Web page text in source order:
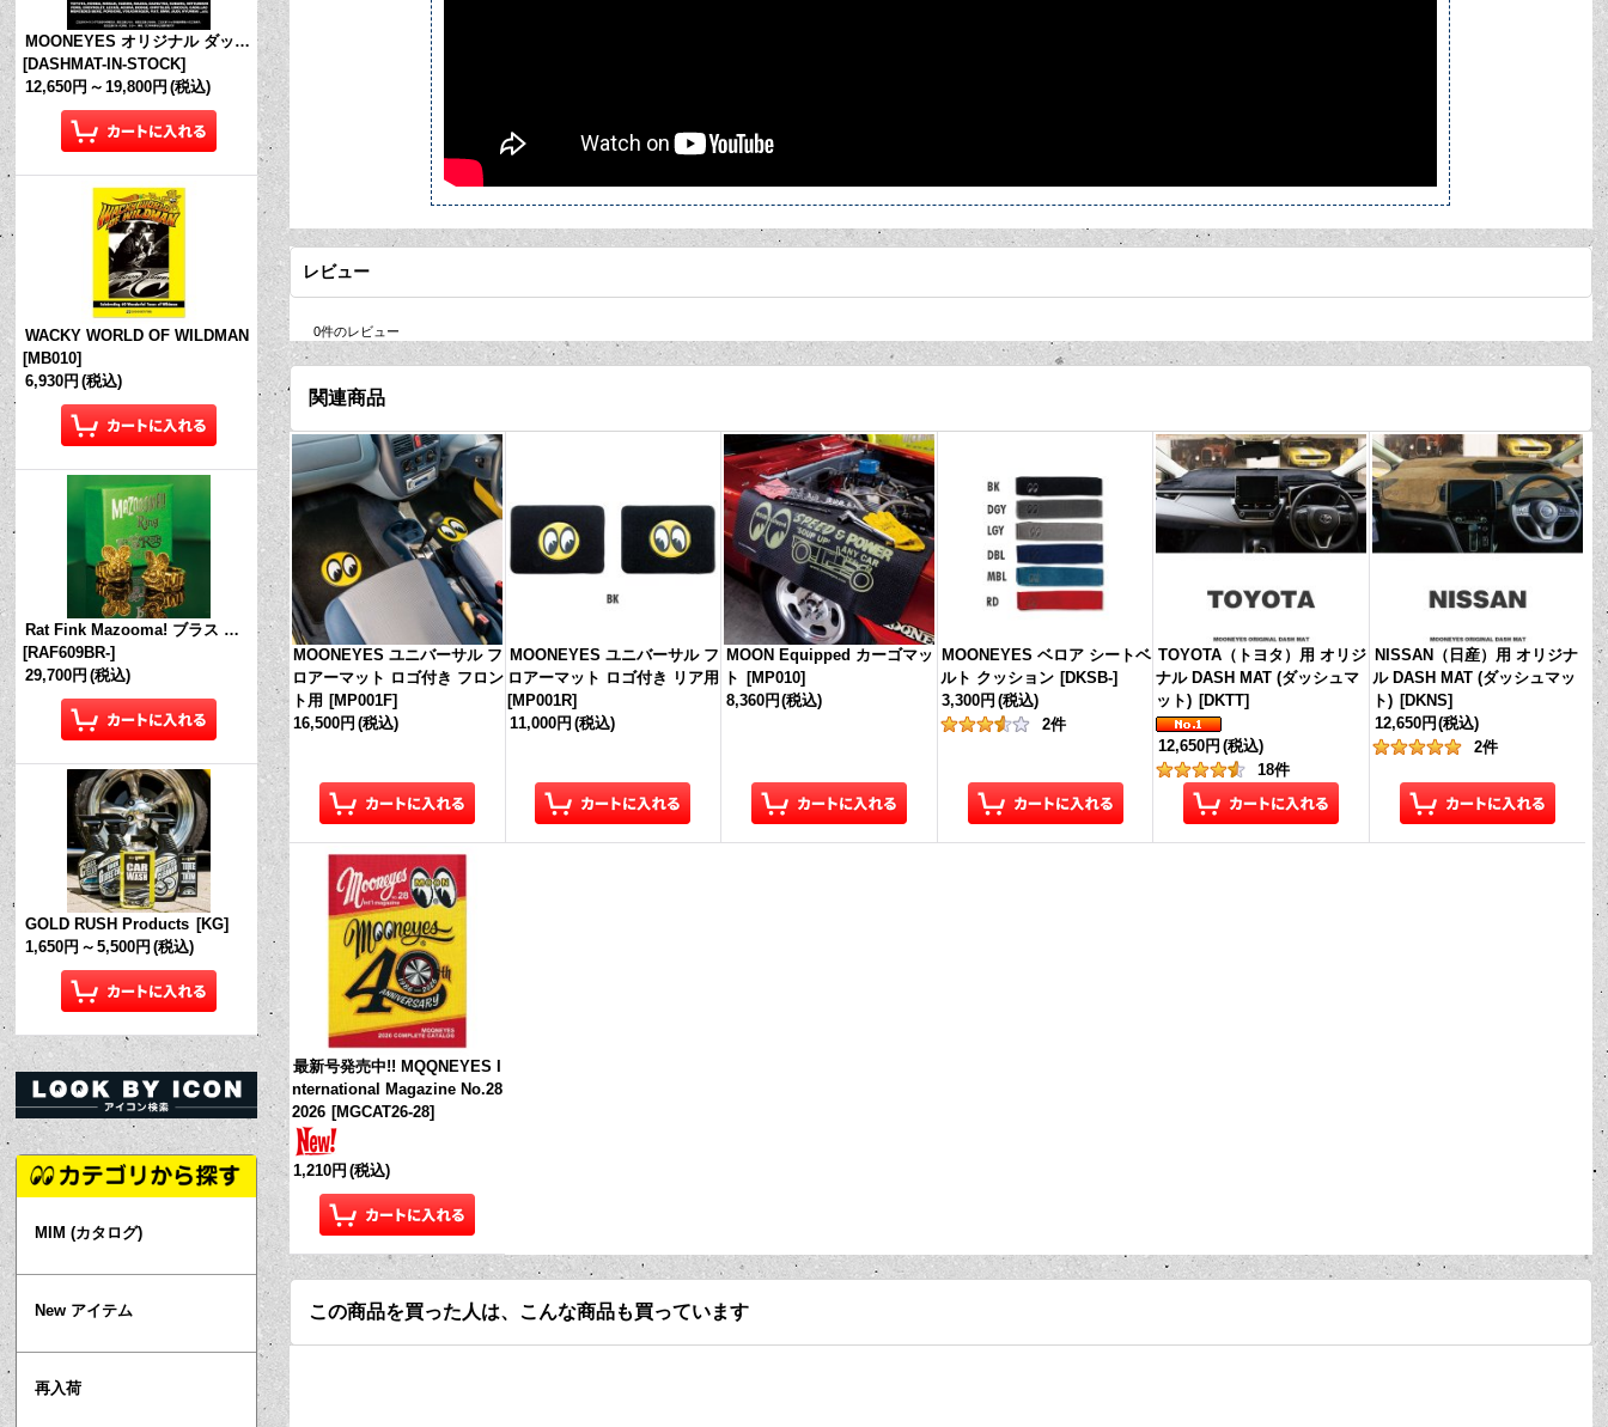
MOONEYES オリジナル ダッシュマット (in Stock!)
[DASHMAT-IN-STOCK]
12,650円 ～ 19,800円 (税込)
WACKY WORLD OF WILDMAN
[MB010]
6,930円 (税込)
Rat Fink Mazooma! ブラス リング
[RAF609BR-]
29,700円 (税込)
GOLD RUSH Products [KG]
1,650円 ～ 5,500円 (税込)
MIM (カタログ)
New アイテム
再入荷
レビュー
0件のレビュー
関連商品
MOONEYES ユニバーサル フ
ロアーマット ロゴ付き フロン
ト用 [MP001F]
16,500円 (税込)
MOONEYES ユニバーサル フ
ロアーマット ロゴ付き リア用
[MP001R]
11,000円 (税込)
MOON Equipped カーゴマッ
ト
[MP010]
8,360円 (税込)
MOONEYES ベロア シートベ
ルト クッション [DKSB-]
3,300円 (税込)
2件
TOYOTA（トヨタ）用 オリジ
ナル DASH MAT (ダッシュマ
ット) [DKTT]
12,650円 (税込)
18件
NISSAN（日産）用 オリジナ
ル DASH MAT (ダッシュマッ
ト) [DKNS]
12,650円 (税込)
2件
最新号発売中!! MQQNEYES I
nternational Magazine No.28
2026 [MGCAT26-28]
1,210円 (税込)
この商品を買った人は、こんな商品も買っています